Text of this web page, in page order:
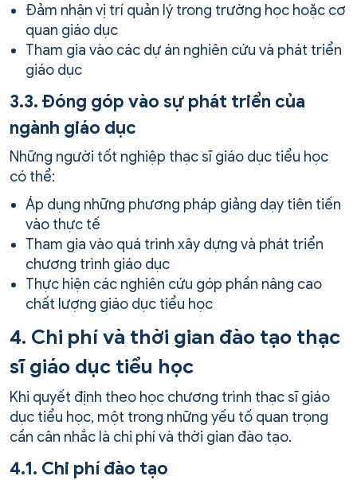
Đảm nhận vị trí quản lý trong trường học hoặc cơ
quan giáo dục
Tham gia vào các dự án nghiên cứu và phát triển
giáo dục
3.3. Đóng góp vào sự phát triển của
ngành giáo dục
Những người tốt nghiệp thạc sĩ giáo dục tiểu học
có thể:
Áp dụng những phương pháp giảng dạy tiên tiến
vào thực tế
Tham gia vào quá trình xây dựng và phát triển
chương trình giáo dục
Thực hiện các nghiên cứu góp phần nâng cao
chất lượng giáo dục tiểu học
4. Chi phí và thời gian đào tạo thạc
sĩ giáo dục tiểu học
Khi quyết định theo học chương trình thạc sĩ giáo
dục tiểu học, một trong những yếu tố quan trọng
cần cân nhắc là chi phí và thời gian đào tạo.
4.1. Chi phí đào tạo